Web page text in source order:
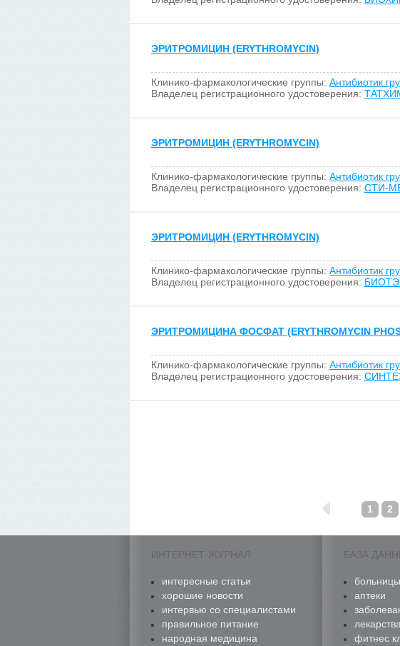
ЭРИТРОМИЦИН (ERYTHROMYCIN)
Клинико-фармакологические группы: Антибиотик
Владелец регистрационного удостоверения:
ЭРИТРОМИЦИН (ERYTHROMYCIN)
Клинико-фармакологические группы: Антибиотик
Владелец регистрационного удостоверения: СТИ-
ЭРИТРОМИЦИН (ERYTHROMYCIN)
Клинико-фармакологические группы: Антибиотик
Владелец регистрационного удостоверения:
ЭРИТРОМИЦИНА ФОСФАТ (ERYTHROMYCIN
Клинико-фармакологические группы: Антибиотик
Владелец регистрационного удостоверения:
1 2
ИНТЕРНЕТ-ЖУРНАЛ
интересные статьи
хорошие новости
интервью со специалистами
правильное питание
народная медицина
БАЗА
аптеки
лекарства
фитнес